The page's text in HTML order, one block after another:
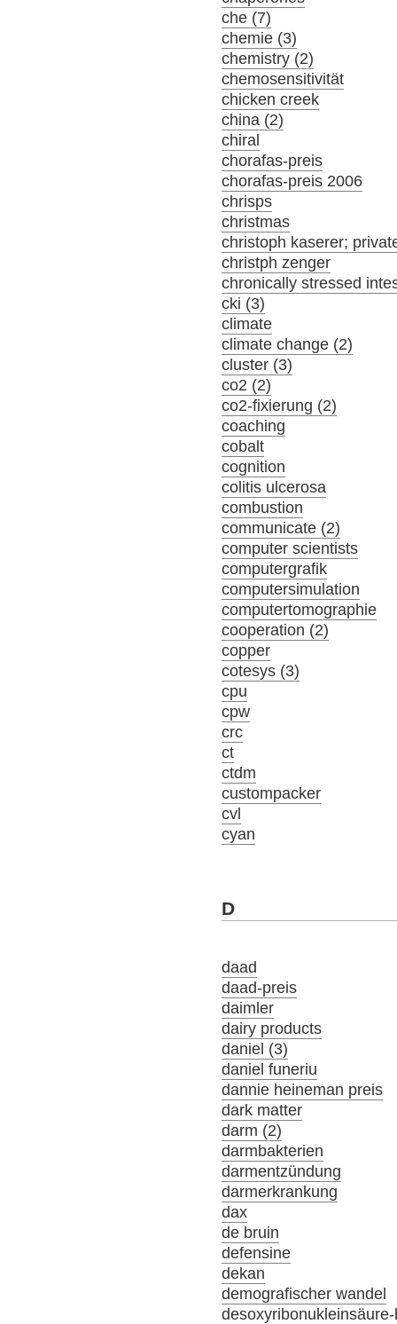
che (7)
chemie (3)
chemistry (2)
chemosensitivität
chicken creek
china (2)
chiral
chorafas-preis
chorafas-preis 2006
chrisps
christmas
christoph kaserer;
christph zenger
chronically stressed
cki (3)
climate
climate change (2)
cluster (3)
co2 (2)
co2-fixierung (2)
coaching
cobalt
cognition
colitis ulcerosa
combustion
communicate (2)
computer scientists
computergrafik
computersimulation
computertomographie
cooperation (2)
copper
cotesys (3)
cpu
cpw
crc
ct
ctdm
custompacker
cvl
cyan
D
daad
daad-preis
daimler
dairy products
daniel (3)
daniel funeriu
dannie heineman preis
dark matter
darm (2)
darmbakterien
darmentzündung
darmerkrankung
dax
de bruin
defensine
dekan
demografischer wandel